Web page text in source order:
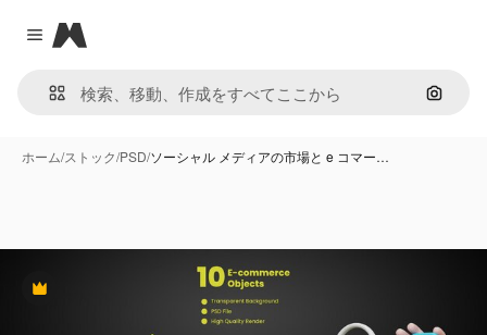
Close menu
Magnific
画像で
ホーム/ストック/PSD/ソーシャル メディアの市場と e コマー…
Premium